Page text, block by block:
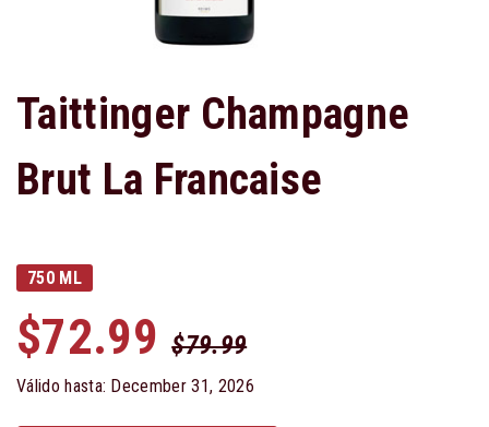
Taittinger Champagne
Brut La Francaise
750 ML
$72.99 $79.99
Válido hasta: December 31, 2026